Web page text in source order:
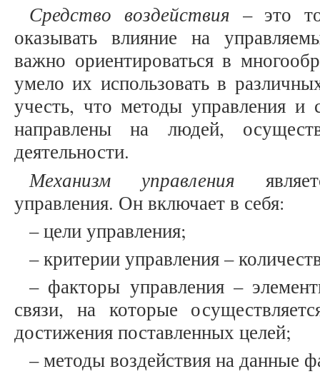
Средство воздействия – это
оказывать влияние на
важно ориентироваться в
умело их использовать в
учесть, что методы управления и
направлены на людей,
деятельности.
Механизм управления
управления. Он включает в себя:
– цели управления;
– критерии управления –
– факторы управления –
связи, на которые
достижения поставленных целей;
– методы воздействия на данные